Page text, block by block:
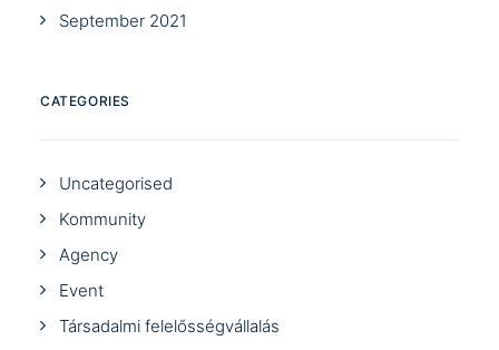
September 2021
CATEGORIES
Uncategorised
Kommunity
Agency
Event
Társadalmi felelősségvállalás